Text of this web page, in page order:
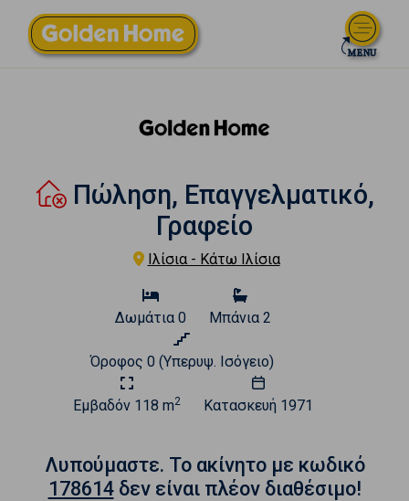
Πώληση, Επαγγελματικό,
Γραφείο
Ιλίσια - Κάτω Ιλίσια
Δωμάτια 0 Μπάνια 2
Όροφος 0 (Υπερυψ. Ισόγειο)
Εμβαδόν 118 m2 Κατασκευή 1971
Λυπούμαστε. To ακίνητο με κωδικό
178614δεν είναι πλέον διαθέσιμο!